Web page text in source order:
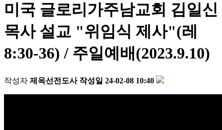
미국 글로리가주남교회 김일신
목사 설교 "위임식 제사"(레
8:30-36) / 주일예배(2023.9.10)
작성자 제옥선전도사 작성일 24-02-08 10:40